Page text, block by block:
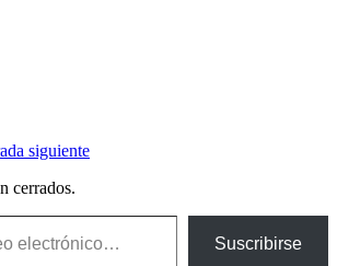
siguiente
cerrados.
Suscribirse